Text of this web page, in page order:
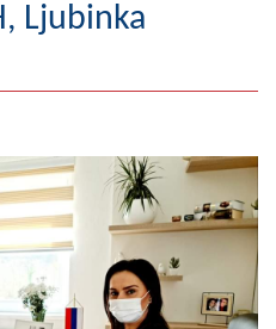
Ljubinka